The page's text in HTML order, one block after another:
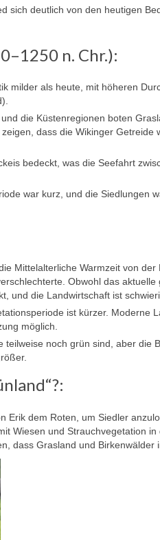
sich deutlich von den heutigen
n. Chr.):
milder als heute, mit höheren
die Küstenregionen boten
dass die Wikinger Getreide
bedeckt, was die Seefahrt
war kurz, und die Siedlungen
Mittelalterliche Warmzeit von der
Obwohl das
und die Landwirtschaft ist
ist kürzer. Moderne
möglich.
noch grün sind, aber die
Erik dem Roten, um Siedler
Wiesen und Strauchvegetation in
dass Grasland und Birkenwälder